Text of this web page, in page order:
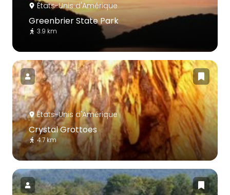
États-Unis d'Amérique
Greenbrier State Park
3.9 km
États-Unis d'Amérique
Crystal Grottoes
4.7 km